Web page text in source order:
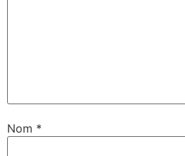
Nom *